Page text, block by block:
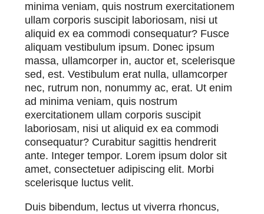
minima veniam, quis nostrum exercitationem
ullam corporis suscipit laboriosam, nisi ut
aliquid ex ea commodi consequatur? Fusce
aliquam vestibulum ipsum. Donec ipsum
massa, ullamcorper in, auctor et, scelerisque
sed, est. Vestibulum erat nulla, ullamcorper
nec, rutrum non, nonummy ac, erat. Ut enim
ad minima veniam, quis nostrum
exercitationem ullam corporis suscipit
laboriosam, nisi ut aliquid ex ea commodi
consequatur? Curabitur sagittis hendrerit
ante. Integer tempor. Lorem ipsum dolor sit
amet, consectetuer adipiscing elit. Morbi
scelerisque luctus velit.
Duis bibendum, lectus ut viverra rhoncus,